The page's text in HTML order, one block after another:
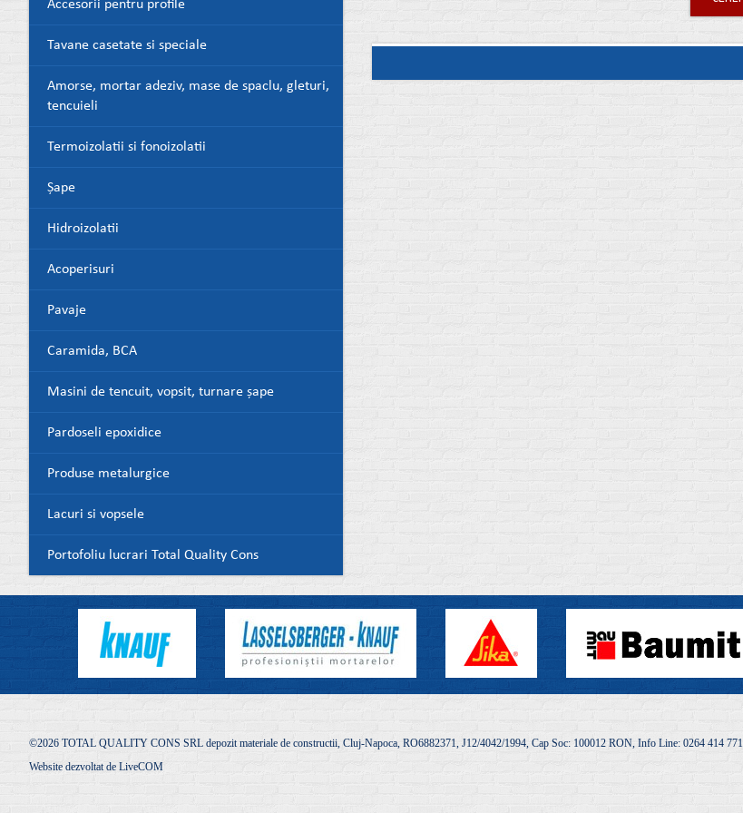
Accesorii pentru profile
Tavane casetate si speciale
Amorse, mortar adeziv, mase de spaclu, gleturi,
tencuieli
Termoizolatii si fonoizolatii
Șape
Hidroizolatii
Acoperisuri
Pavaje
Caramida, BCA
Masini de tencuit, vopsit, turnare șape
Pardoseli epoxidice
Produse metalurgice
Lacuri si vopsele
Portofoliu lucrari Total Quality Cons
©2026 TOTAL QUALITY CONS SRL depozit materiale de constructii, Cluj-Napoca, RO6882371, J12/4042/1994, Cap Soc: 100012 RON, Info Line: 0264 414 771
Website dezvoltat de LiveCOM